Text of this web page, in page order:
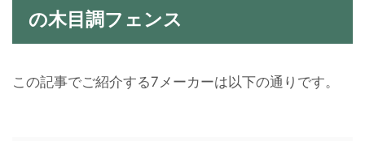
の木目調フェンス
この記事でご紹介する7メーカーは以下の通りです。